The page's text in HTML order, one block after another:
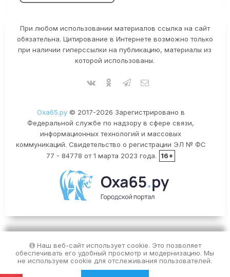
При любом использовании материалов ссылка на сайт
обязательна. Цитирование в Интернете возможно только
при наличии гиперссылки на публикацию, материалы из
которой использованы.
Оха65.ру© 2017-2026 Зарегистрировано в
Федеральной службе по надзору в сфере связи,
информационных технологий и массовых
коммуникаций. Свидетельство о регистрации ЭЛ № ФС
77 - 84778 от 1 марта 2023 года.
16+
Наш веб-сайт использует cookie. Это позволяет
обеспечивать его удобный просмотр и модернизацию. Мы
не используем cookie для отслеживания пользователей.